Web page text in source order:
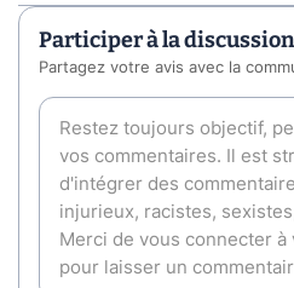
Participer à la discussion
Partagez votre avis avec la